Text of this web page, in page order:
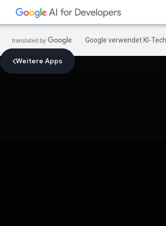
Google verwendet KI-
Weitere Apps